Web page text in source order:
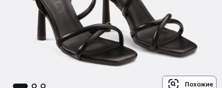
Похожие